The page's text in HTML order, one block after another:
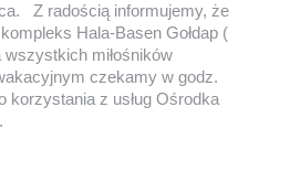
Z radością informujemy, że
Hala-Basen Gołdap (
wszystkich miłośników
czekamy w godz.
z usług Ośrodka